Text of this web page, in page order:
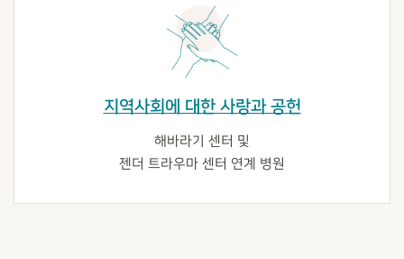
지역사회에 대한 사랑과 공헌
해바라기 센터 및
젠더 트라우마 센터 연계 병원